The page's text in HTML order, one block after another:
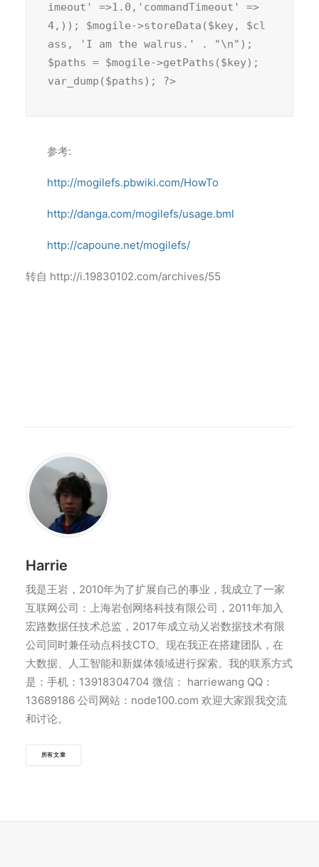
imeout' =>1.0,'commandTimeout' =>
4,)); $mogile->storeData($key, $cl
ass, 'I am the walrus.' . "\n");
$paths = $mogile->getPaths($key);
var_dump($paths); ?>
参考:
http://mogilefs.pbwiki.com/HowTo
http://danga.com/mogilefs/usage.bml
http://capoune.net/mogilefs/
转自 http://i.19830102.com/archives/55
Harrie
我是王岩，2010年为了扩展自己的事业，我成立了一家
互联网公司：上海岩创网络科技有限公司，2011年加入
宏路数据任技术总监，2017年成立动乂岩数据技术有限
公司同时兼任动点科技CTO。现在我正在搭建团队，在
大数据、人工智能和新媒体领域进行探索。我的联系方式
是：手机：13918304704 微信： harriewang QQ：
13689186 公司网站：node100.com 欢迎大家跟我交流
和讨论。
所有文章